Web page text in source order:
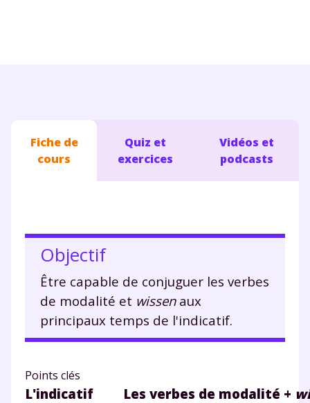
Fiche de
cours
Quiz et
exercices
Vidéos et
podcasts
Objectif
Être capable de conjuguer les verbes
de modalité et wissenaux
principaux temps de l'indicatif.
Points clés
L'indicatif Les verbes de modalité +